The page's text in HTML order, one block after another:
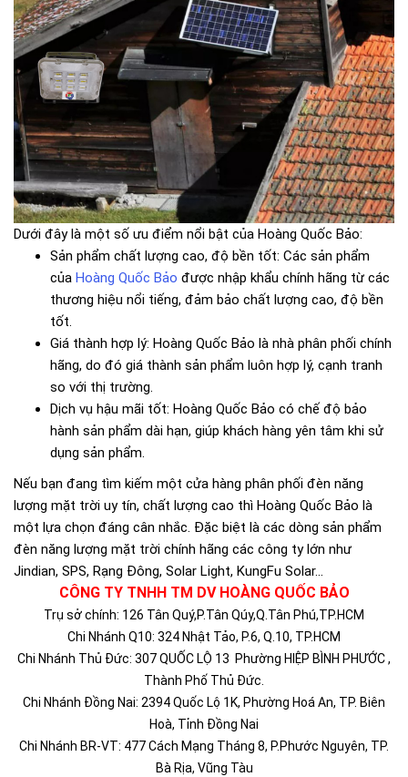
Dưới đây là một số ưu điểm nổi bật của Hoàng Quốc Bảo:
Sản phẩm chất lượng cao, độ bền tốt: Các sản phẩm
của Hoàng Quốc Bảo được nhập khẩu chính hãng từ các
thương hiệu nổi tiếng, đảm bảo chất lượng cao, độ bền
tốt.
Giá thành hợp lý: Hoàng Quốc Bảo là nhà phân phối chính
hãng, do đó giá thành sản phẩm luôn hợp lý, cạnh tranh
so với thị trường.
Dịch vụ hậu mãi tốt: Hoàng Quốc Bảo có chế độ bảo
hành sản phẩm dài hạn, giúp khách hàng yên tâm khi sử
dụng sản phẩm.
Nếu bạn đang tìm kiếm một cửa hàng phân phối đèn năng
lượng mặt trời uy tín, chất lượng cao thì Hoàng Quốc Bảo là
một lựa chọn đáng cân nhắc. Đặc biệt là các dòng sản phẩm
đèn năng lượng mặt trời chính hãng các công ty lớn như
Jindian, SPS, Rạng Đông, Solar Light, KungFu Solar...
CÔNG TY TNHH TM DV HOÀNG QUỐC BẢO
Trụ sở chính: 126 Tân Quý,P.Tân Qúy,Q.Tân Phú,TP.HCM
Chi Nhánh Q10: 324 Nhật Tảo, P.6, Q.10, TP.HCM
Chi Nhánh Thủ Đức: 307 QUỐC LỘ 13 Phường HIỆP BÌNH PHƯỚC ,
Thành Phố Thủ Đức.
Chi Nhánh Đồng Nai: 2394 Quốc Lộ 1K, Phường Hoá An, TP. Biên
Hoà, Tỉnh Đồng Nai
Chi Nhánh BR-VT: 477 Cách Mạng Tháng 8, P.Phước Nguyên, TP.
Bà Rịa, Vũng Tàu